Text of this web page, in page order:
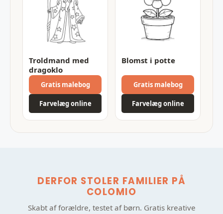
Troldmand med
dragoklo
Gratis malebog
Farvelæg online
Blomst i potte
Gratis malebog
Farvelæg online
DERFOR STOLER FAMILIER PÅ
COLOMIO
Skabt af forældre, testet af børn. Gratis kreative